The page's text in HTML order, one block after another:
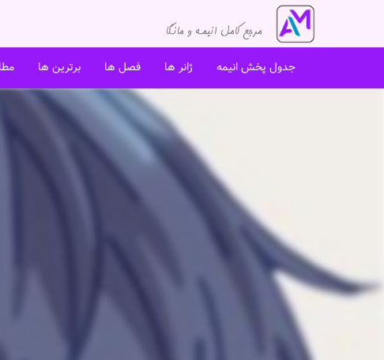
جدول پخش انیمه ژانر ها فصل ها برترین ها